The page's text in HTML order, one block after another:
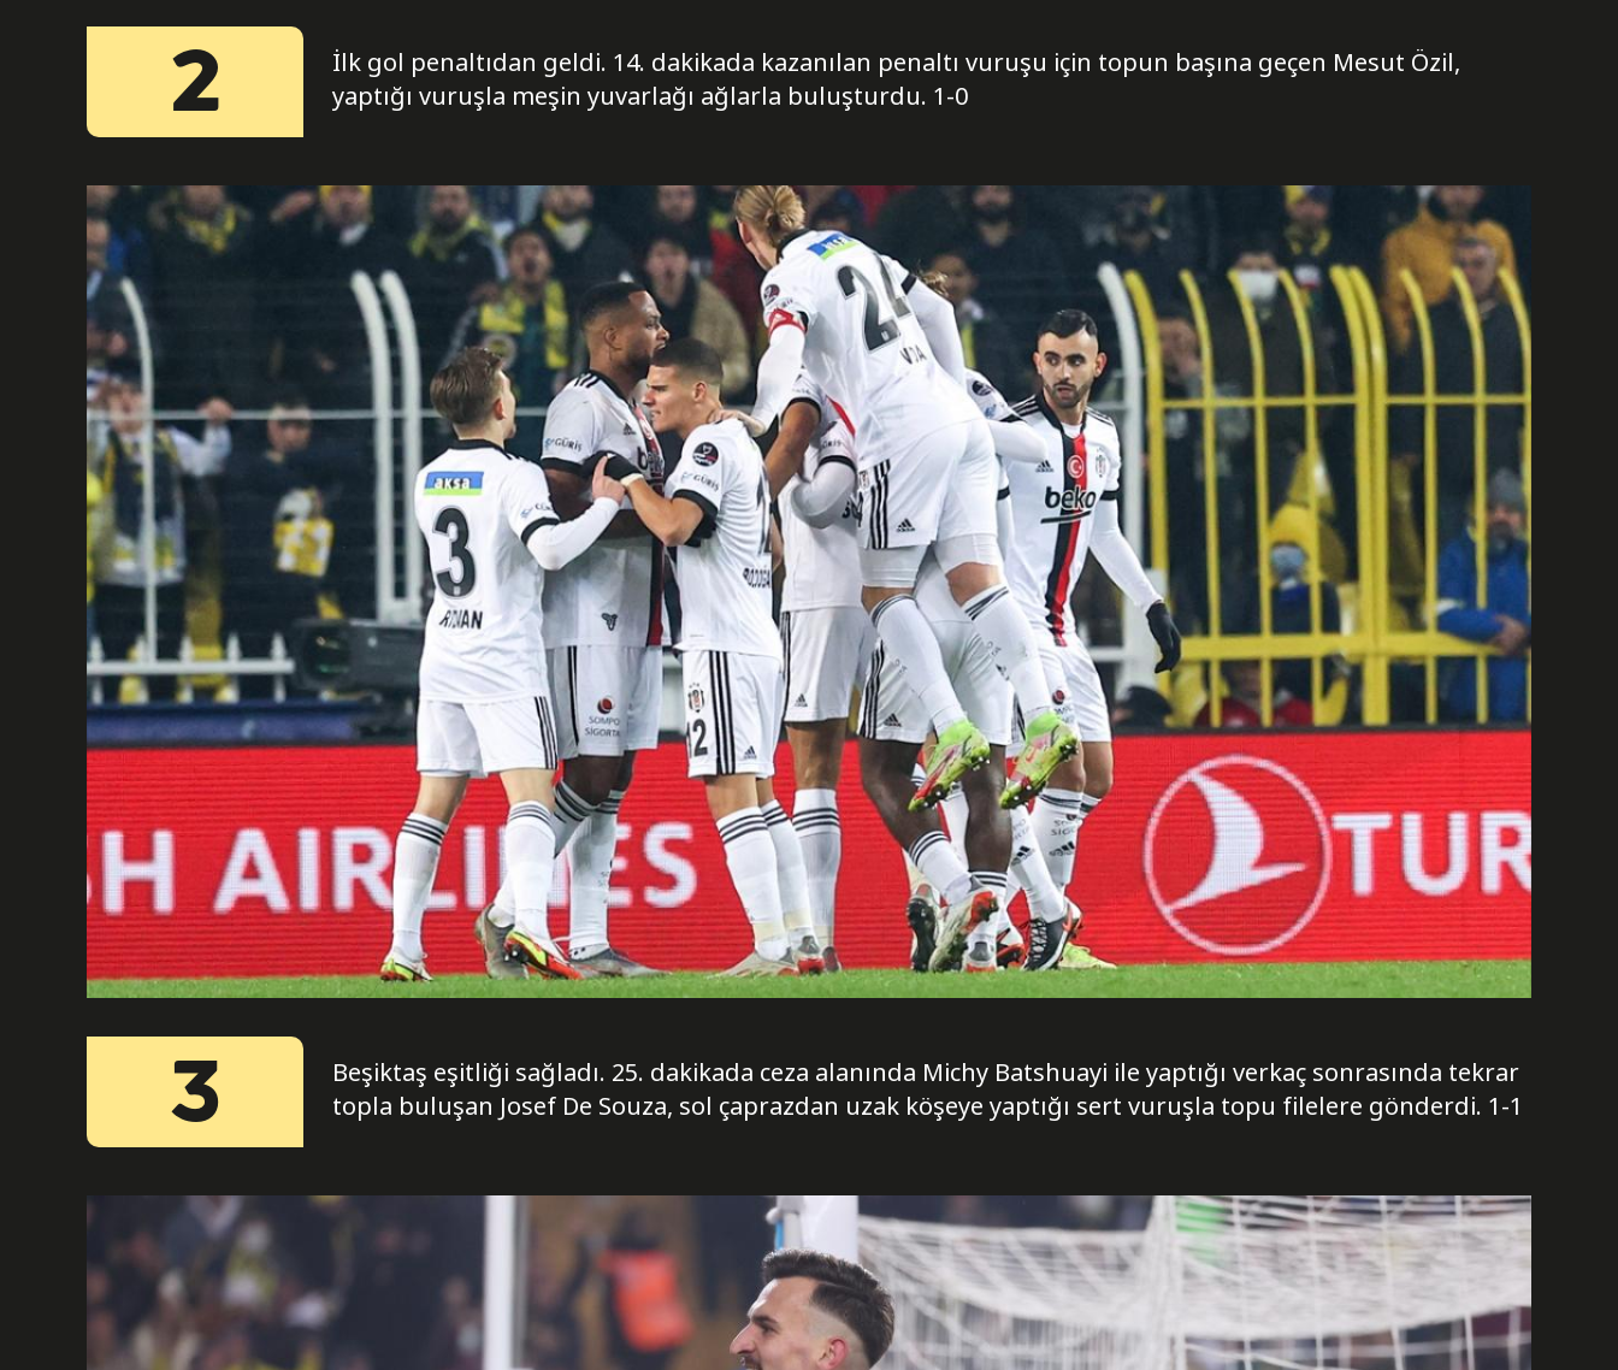
2
İlk gol penaltıdan geldi. 14. dakikada kazanılan penaltı vuruşu için topun başına geçen Mesut Özil,
yaptığı vuruşla meşin yuvarlağı ağlarla buluşturdu. 1-0
3
Beşiktaş eşitliği sağladı. 25. dakikada ceza alanında Michy Batshuayi ile yaptığı verkaç sonrasında tekrar
topla buluşan Josef De Souza, sol çaprazdan uzak köşeye yaptığı sert vuruşla topu filelere gönderdi. 1-1